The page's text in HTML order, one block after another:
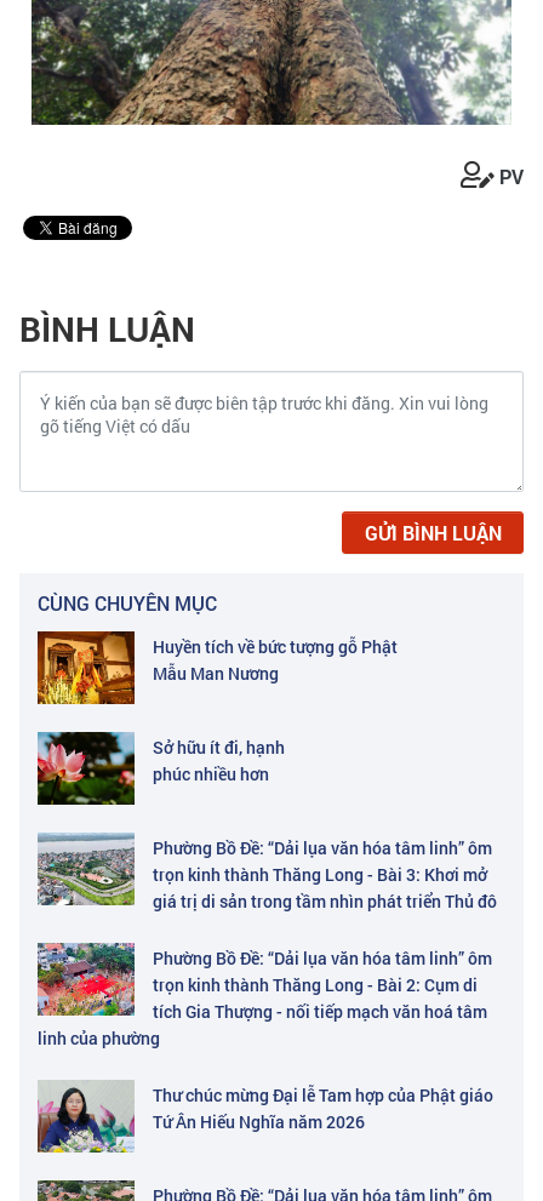
PV
BÌNH LUẬN
GỬI BÌNH LUẬN
CÙNG CHUYÊN MỤC
Huyền tích về bức tượng gỗ Phật
Mẫu Man Nương
Sở hữu ít đi, hạnh
phúc nhiều hơn
Phường Bồ Đề: “Dải lụa văn hóa tâm linh” ôm
trọn kinh thành Thăng Long - Bài 3: Khơi mở
giá trị di sản trong tầm nhìn phát triển Thủ đô
Phường Bồ Đề: “Dải lụa văn hóa tâm linh” ôm
trọn kinh thành Thăng Long - Bài 2: Cụm di
tích Gia Thượng - nối tiếp mạch văn hoá tâm
linh của phường
Thư chúc mừng Đại lễ Tam hợp của Phật giáo
Tứ Ân Hiếu Nghĩa năm 2026
Phường Bồ Đề: “Dải lụa văn hóa tâm linh” ôm